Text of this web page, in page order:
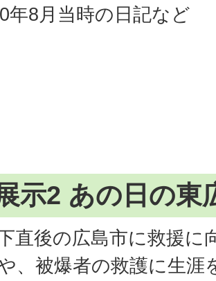
年8月当時の日記など
示2 あの日の東
直後の広島市に救援に
、被爆者の救護に生涯